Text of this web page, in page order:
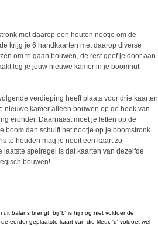
met daarop een houten nootje om de
krijg je 6 handkaarten met daarop diverse
om te gaan bouwen, de rest geef je door aan
leg je jouw nieuwe kamer in je boomhut.
verdieping heeft plaats voor drie kaarten
nieuwe kamer alleen bouwen op de hoek van
eronder. Daarnaast moet je letten op de
boom dan schuift het nootje op je boomstronk
te houden mag je nooit een kaart zo
spelregel is dat kaarten van dezelfde
bouwen!
balans brengt, bij 'b' is hij nog niet voldoende
eerder geplaatste kaart van die kleur, 'd' voldoet wel